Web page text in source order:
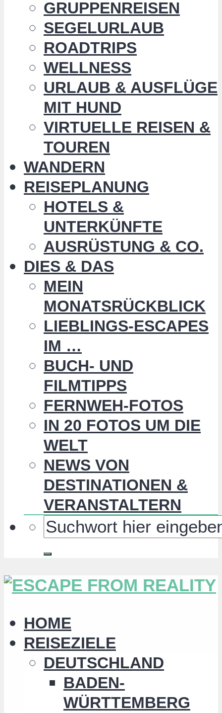
GRUPPENREISEN
SEGELURLAUB
ROADTRIPS
WELLNESS
URLAUB & AUSFLÜGE
MIT HUND
VIRTUELLE REISEN &
TOUREN
WANDERN
REISEPLANUNG
HOTELS &
UNTERKÜNFTE
AUSRÜSTUNG & CO.
DIES & DAS
MEIN
MONATSRÜCKBLICK
LIEBLINGS-ESCAPES
IM …
BUCH- UND
FILMTIPPS
FERNWEH-FOTOS
IN 20 FOTOS UM DIE
WELT
NEWS VON
DESTINATIONEN &
VERANSTALTERN
HOME
REISEZIELE
DEUTSCHLAND
BADEN-
WÜRTTEMBERG